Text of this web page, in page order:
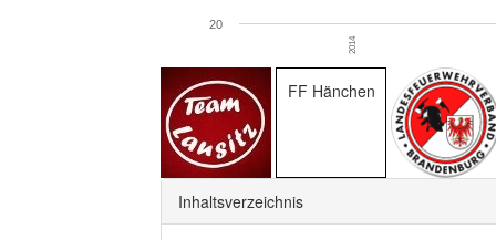
2014
20
FF Hänchen
Inhaltsverzeichnis